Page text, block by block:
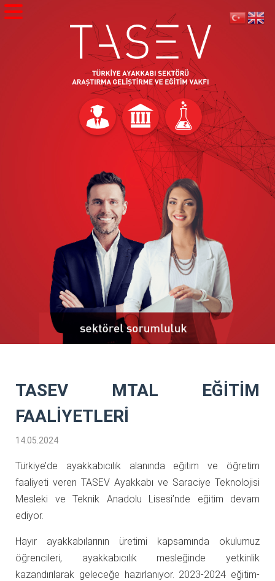
TASEV MTAL EĞİTİM
FAALİYETLERİ
14.05.2024
Türkiye’de ayakkabıcılık alanında eğitim ve öğretim
faaliyeti veren TASEV Ayakkabı ve Saraciye Teknolojisi
Mesleki ve Teknik Anadolu Lisesi’nde eğitim devam
ediyor.
Hayır ayakkabılarının üretimi kapsamında okulumuz
öğrencileri, ayakkabıcılık mesleğinde yetkinlik
kazandırılarak geleceğe hazırlanıyor. 2023-2024 eğitim-